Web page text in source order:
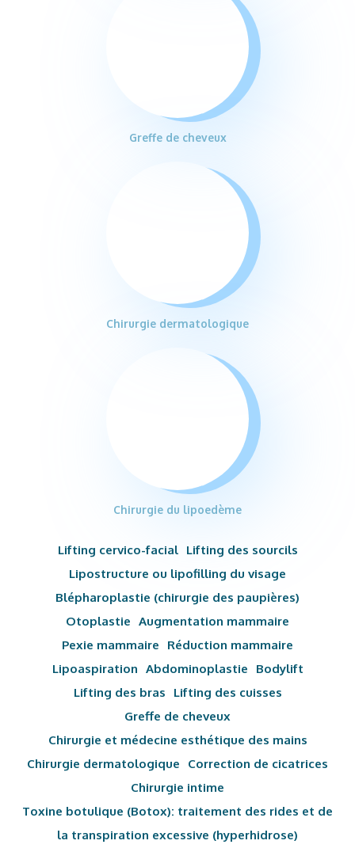
Greffe de cheveux
Chirurgie dermatologique
Chirurgie du lipoedème
Lifting cervico-facial Lifting des sourcils
Lipostructure ou lipofilling du visage
Blépharoplastie (chirurgie des paupières)
Otoplastie Augmentation mammaire
Pexie mammaire Réduction mammaire
Lipoaspiration Abdominoplastie Bodylift
Lifting des bras Lifting des cuisses
Greffe de cheveux
Chirurgie et médecine esthétique des mains
Chirurgie dermatologique Correction de cicatrices
Chirurgie intime
Toxine botulique (Botox): traitement des rides et de
la transpiration excessive (hyperhidrose)